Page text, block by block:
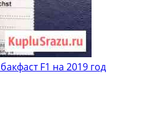
F1 на 2019 год